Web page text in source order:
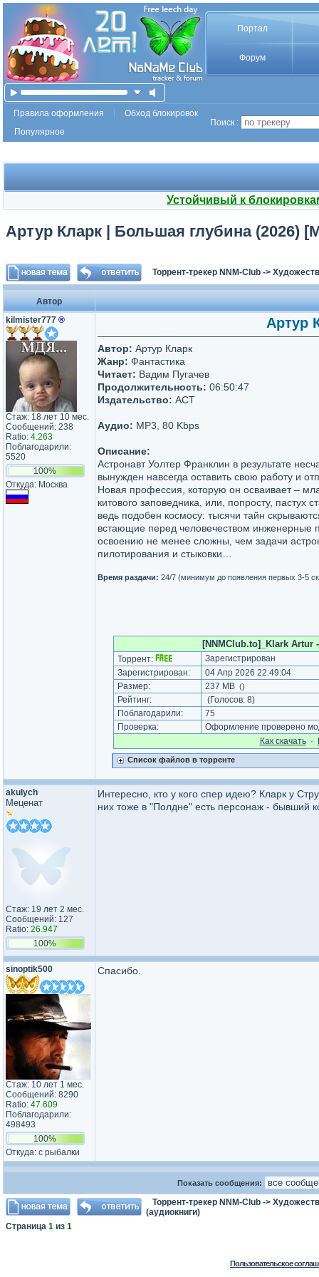
Портал
Форум
Правила оформления
Обход блокировок
Популярное
Поиск :
Устойчивый к
Артур Кларк | Большая глубина (2026)
Торрент-трекер NNM-Club ->
Автор
kilmister777 ®
Стаж: 18 лет 10 мес.
Сообщений: 238
Ratio: 4.263
Поблагодарили:
5520
100%
Откуда: Москва
Артур
Автор: Артур Кларк
Жанр: Фантастика
Читает: Вадим Пугачев
Продолжительность: 06:50:47
Издательство: АСТ
Аудио: MP3, 80 Kbps
Описание:
Астронавт Уолтер Франклин в результате
вынужден навсегда оставить свою работу и
Новая профессия, которую он осваивает –
китового заповедника, или, попросту, пастух
ведь подобен космосу: тысячи тайн
встающие перед человечеством инженерные
освоению не менее сложны, чем задачи
пилотирования и стыковки…
Время раздачи: 24/7 (минимум до появления первых 3-5
[NNMClub.to]_Klark Artur
Торрент:
Зарегистрирован
Зарегистрирован:
04 Апр 2026 22:49:04
Размер:
237 MB ()
Рейтинг: (Голосов: 8)
Поблагодарили:
75
Проверка:
Оформление проверено
Как cкачать·
Список файлов в торренте
akulych
Меценат
Стаж: 19 лет 2 мес.
Сообщений: 127
Ratio: 26.947
100%
Интересно, кто у кого спер идею? Кларк у
них тоже в "Полдне" есть персонаж - бывший
sinoptik500
Стаж: 10 лет 1 мес.
Сообщений: 8290
Ratio: 47.609
Поблагодарили:
498493
100%
Откуда: с рыбалки
Спасибо.
Показать сообщения:
Торрент-трекер NNM-Club ->
(аудиокниги)
Страница 1 из 1
Пользовательское